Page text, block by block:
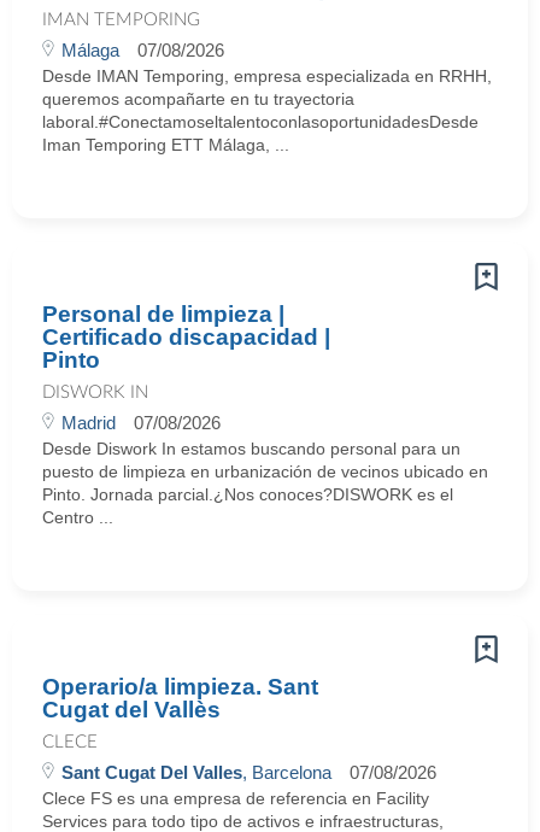
IMAN TEMPORING
Málaga 07/08/2026
Desde IMAN Temporing, empresa especializada en RRHH,
queremos acompañarte en tu trayectoria
laboral.#ConectamoseltalentoconlasoportunidadesDesde
Iman Temporing ETT Málaga, ...
Personal de limpieza |
Certificado discapacidad |
Pinto
DISWORK IN
Madrid 07/08/2026
Desde Diswork In estamos buscando personal para un
puesto de limpieza en urbanización de vecinos ubicado en
Pinto. Jornada parcial.¿Nos conoces?DISWORK es el
Centro ...
Operario/a limpieza. Sant
Cugat del Vallès
CLECE
Sant Cugat Del Valles, Barcelona 07/08/2026
Clece FS es una empresa de referencia en Facility
Services para todo tipo de activos e infraestructuras,